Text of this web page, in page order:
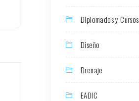
Diplomados y Cursos
Diseño
Drenaje
EADIC